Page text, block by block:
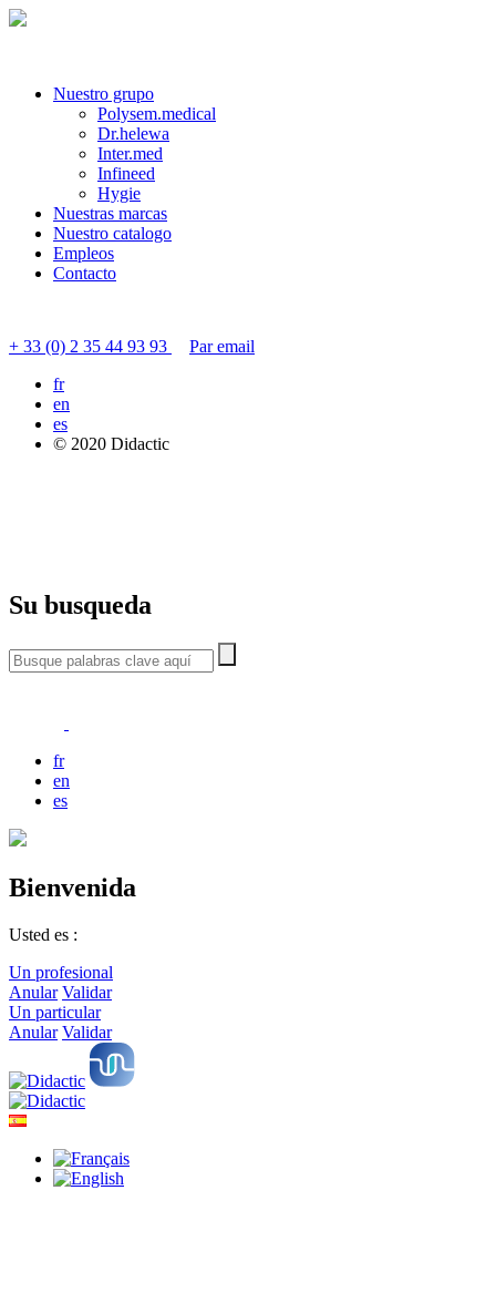
Nuestro grupo
Polysem.medical
Dr.helewa
Inter.med
Infineed
Hygie
Nuestras marcas
Nuestro catalogo
Empleos
Contacto
+ 33 (0) 2 35 44 93 93
Par email
fr
en
es
© 2020 Didactic
Su busqueda
fr
en
es
Bienvenida
Usted es :
Un profesional
Anular Validar
Un particular
Anular Validar